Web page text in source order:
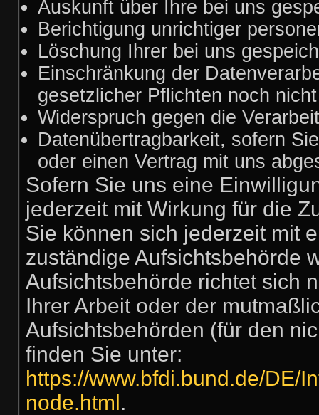
Auskunft über Ihre bei uns
Berichtigung unrichtiger
Löschung Ihrer bei uns
Einschränkung der
gesetzlicher Pflichten noch
Widerspruch gegen die
Datenübertragbarkeit, sofern
oder einen Vertrag mit uns
Sofern Sie uns eine
jederzeit mit Wirkung für die
Sie können sich jederzeit mit
zuständige Aufsichtsbehörde
Aufsichtsbehörde richtet sich
Ihrer Arbeit oder der
Aufsichtsbehörden (für den
finden Sie unter:
https://www.bfdi.bund.de/DE/
node.html.